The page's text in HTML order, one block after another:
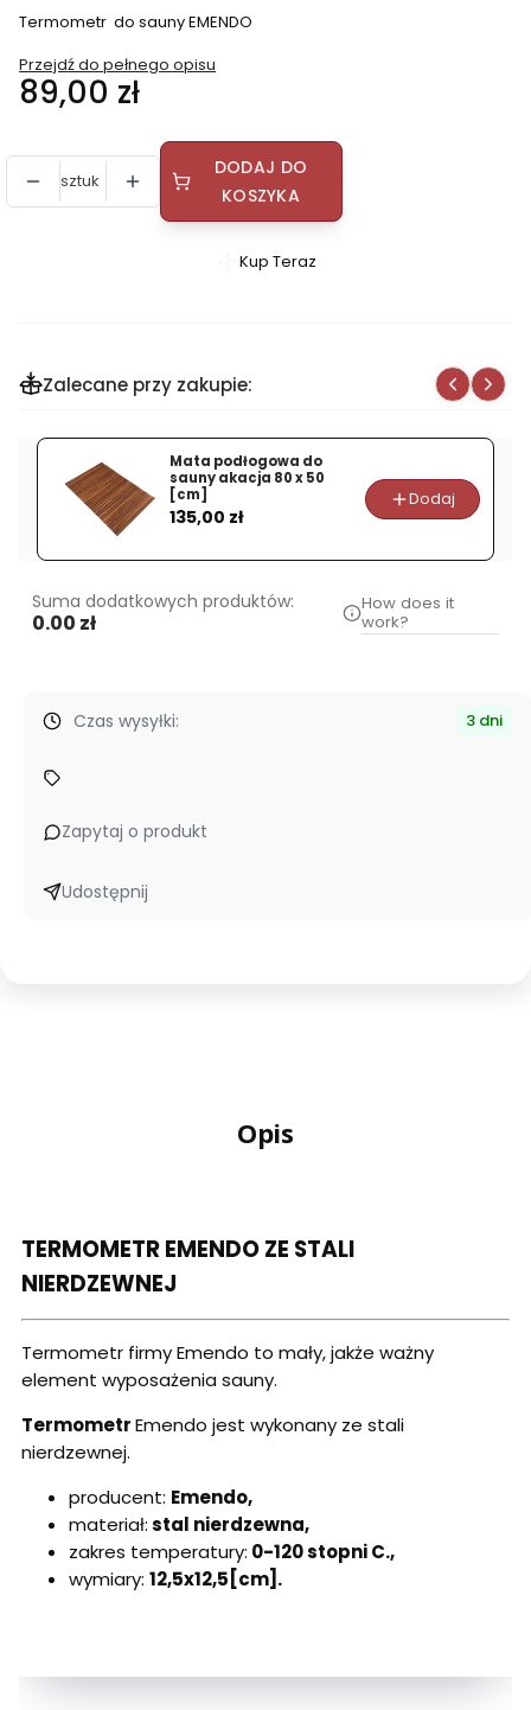
Termometr do sauny EMENDO
Przejdź do pełnego opisu
Cena
89,00 zł
sztuk
DODAJ DO
KOSZYKA
Szybki
sauny
EMENDO
Kup Teraz
Zalecane przy zakupie:
Mata podłogowa do
sauny akacja 80 x 50
[cm]
Cena
135,00 zł
Dodaj
Suma dodatkowych produktów:
0.00 zł
How does it
work?
Czas wysyłki: 3 dni
Zapytaj o produkt
Udostępnij
Opis
TERMOMETR EMENDO ZE STALI
NIERDZEWNEJ
Termometr firmy Emendo to mały, jakże ważny
element wyposażenia sauny.
TermometrEmendo jest wykonany ze stali
nierdzewnej.
producent: Emendo,
materiał:stal nierdzewna,
zakres temperatury: 0-120 stopni C.,
wymiary: 12,5x12,5[cm].